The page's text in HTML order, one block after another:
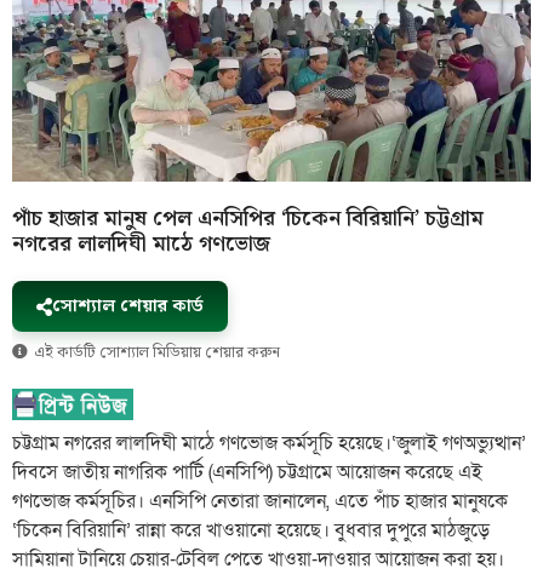
পাঁচ হাজার মানুষ পেল এনসিপির ‘চিকেন বিরিয়ানি’ চট্টগ্রাম
নগরের লালদিঘী মাঠে গণভোজ
সোশ্যাল শেয়ার কার্ড
এই কার্ডটি সোশ্যাল মিডিয়ায় শেয়ার করুন
চট্টগ্রাম নগরের লালদিঘী মাঠে গণভোজ কর্মসূচি হয়েছে।‘জুলাই গণঅভ্যুত্থান’
দিবসে জাতীয় নাগরিক পার্টি (এনসিপি) চট্টগ্রামে আয়োজন করেছে এই
গণভোজ কর্মসূচির। এনসিপি নেতারা জানালেন, এতে পাঁচ হাজার মানুষকে
‘চিকেন বিরিয়ানি’ রান্না করে খাওয়ানো হয়েছে। বুধবার দুপুরে মাঠজুড়ে
সামিয়ানা টানিয়ে চেয়ার-টেবিল পেতে খাওয়া-দাওয়ার আয়োজন করা হয়।